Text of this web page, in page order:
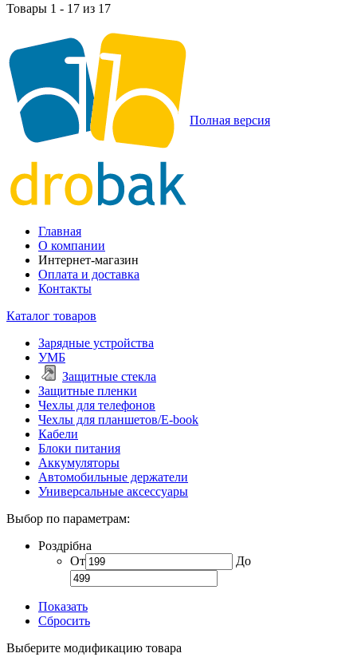
Товары 1 - 17 из 17
Полная версия
Главная
О компании
Интернет-магазин
Оплата и доставка
Контакты
Каталог товаров
Зарядные устройства
УМБ
Защитные стекла
Защитные пленки
Чехлы для телефонов
Чехлы для планшетов/E-book
Кабели
Блоки питания
Аккумуляторы
Автомобильные держатели
Универсальные аксессуары
Выбор по параметрам:
Роздрібна
От
До
Показать
Сбросить
Выберите модификацию товара